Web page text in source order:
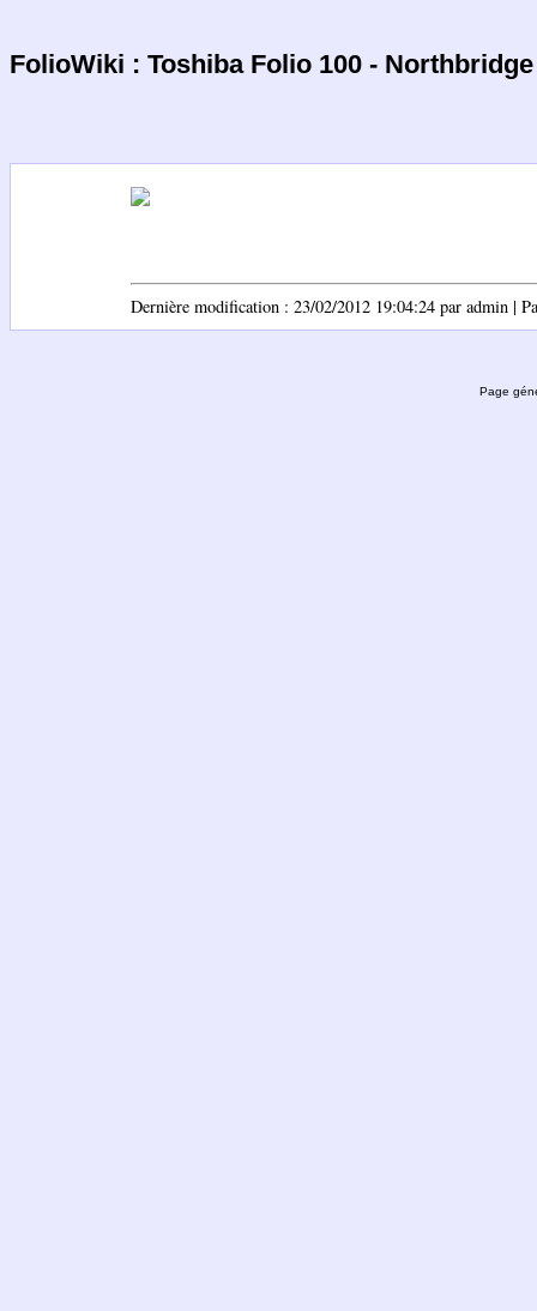
FolioWiki : Toshiba Folio 100 - Northbridge
Dernière modification : 23/02/2012 19:04:24 par admin |
Page